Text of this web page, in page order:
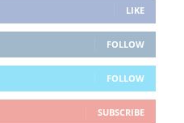
LIKE
FOLLOW
FOLLOW
SUBSCRIBE